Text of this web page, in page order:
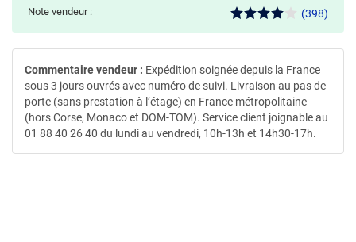
Note vendeur : (398)
Commentaire vendeur : Expédition soignée depuis la France
sous 3 jours ouvrés avec numéro de suivi. Livraison au pas de
porte (sans prestation à l’étage) en France métropolitaine
(hors Corse, Monaco et DOM-TOM). Service client joignable au
01 88 40 26 40 du lundi au vendredi, 10h-13h et 14h30-17h.